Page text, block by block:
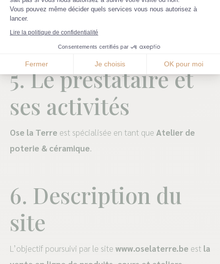
tous vecteurs ou support de communication connu on
inconnu à ce jour;
5. Le prestataire et
ses activités
Ose la Terre est spécialisée en tant que Atelier de
poterie & céramique.
6. Description du
site
L’objectif poursuivi par le site www.oselaterre.be est la
Vous pouvez même décider quels services vous nous autorisez à
lancer.
Lire la politique de confidentialité
Consentements certifiés par
Fermer Je choisis OK pour moi